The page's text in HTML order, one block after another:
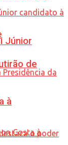
de
Júnior
à